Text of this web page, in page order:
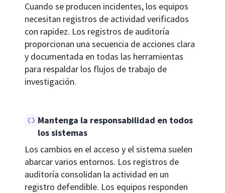
Cuando se producen incidentes, los equipos
necesitan registros de actividad verificados
con rapidez. Los registros de auditoría
proporcionan una secuencia de acciones clara
y documentada en todas las herramientas
para respaldar los flujos de trabajo de
investigación.
Mantenga la responsabilidad en todos
los sistemas
Los cambios en el acceso y el sistema suelen
abarcar varios entornos. Los registros de
auditoría consolidan la actividad en un
registro defendible. Los equipos responden